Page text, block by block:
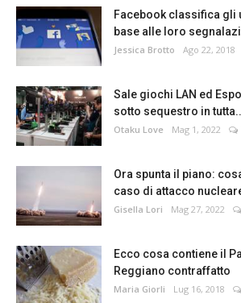
Facebook classifica gli
base alle loro
Jessica Brotto Ago 22, 2018
Sale giochi LAN ed
sotto sequestro in
Otaku Love Mag 1, 2022
Ora spunta il piano:
caso di attacco
Gisella Lori Mag 27, 2022
Ecco cosa contiene il
Reggiano contraffatto
Maria Giorli Lug 16, 2018